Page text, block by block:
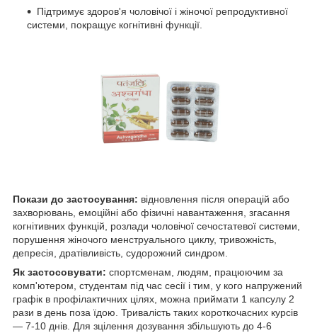
Підтримує здоров'я чоловічої і жіночої репродуктивної
системи, покращує когнітивні функції.
Покази до застосування: відновлення після операцій або
захворювань, емоційні або фізичні навантаження, згасання
когнітивних функцій, розлади чоловічої сечостатевої системи,
порушення жіночого менструального циклу, тривожність,
депресія, дратівливість, судорожний синдром.
Як застосовувати: спортсменам, людям, працюючим за
комп'ютером, студентам під час сесії і тим, у кого напружений
графік в профілактичних цілях, можна приймати 1 капсулу 2
рази в день поза їдою. Тривалість таких короткочасних курсів
— 7-10 днів. Для зцілення дозування збільшують до 4-6